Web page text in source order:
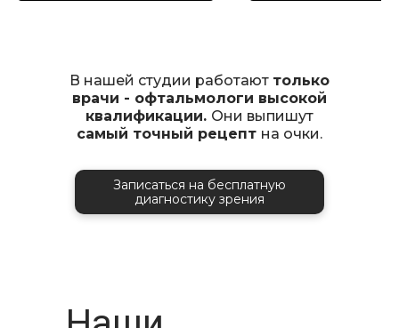
В нашей студии работают только
врачи - офтальмологи высокой
квалификации. Они выпишут
самый точный рецепт на очки.
Записаться на бесплатную
диагностику зрения